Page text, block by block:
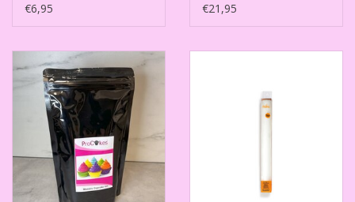
€6,95
€21,95